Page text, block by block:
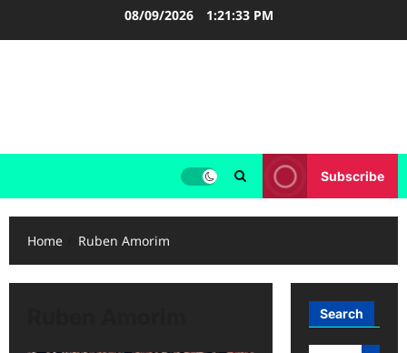
08/09/2026 1:21:34 PM
Subscribe
Home Ruben Amorim
Search